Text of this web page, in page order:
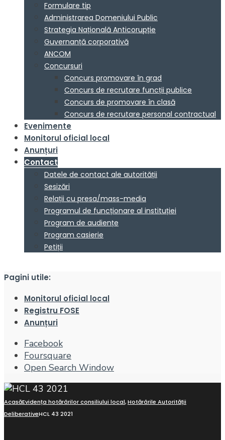
Formulare tip
Administrarea Domeniului Public
Strategia Națională Anticorupție
Guvernanță corporativă
ANCOM
Concursuri
Concurs promovare în grad
Concurs de recrutare funcții publice
Concurs de promovare în clasă
Concurs de recrutare personal contractual
Evenimente
Monitorul oficial local
Anunțuri
Contact
Datele de contact ale autorității
Sesizări
Relații cu presa/mass-media
Programul de funcționare al instituției
Program de audiențe
Program casierie
Petiții
Pagini utile:
Monitorul oficial local
Registru FOSE
Anunțuri
Facebook
Foursquare
Open Search Window
AcasăEvidența hotărârilor consiliului local,Hotărârile Autorității
DeliberativeHCL 43 2021